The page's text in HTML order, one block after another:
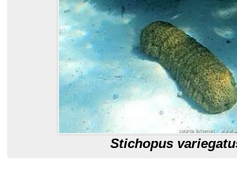
Stichopus